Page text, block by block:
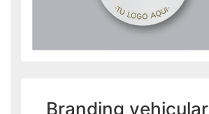
Branding vehicular